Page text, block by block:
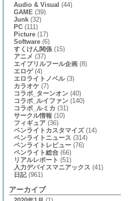
Audio & Visual (44)
GAME (39)
Junk(32)
PC(111)
Picture(17)
Software(6)
すくけん関係(15)
アニメ (37)
エイプリルフール企画(8)
エロゲ(4)
エロライトノベル(3)
カラオケ(7)
コラボ_ターンオン(40)
コラボ_ルイファン(140)
コラボ_ルミカ (31)
サークル情報 (10)
フィギュア(36)
ペンライトカスタマイズ(14)
ペンライトニュース (314)
ペンライトレビュー(76)
ペンライト総合(66)
リアルレポート (51)
入力デバイスマニアックス (41)
日記(961)
アーカイブ